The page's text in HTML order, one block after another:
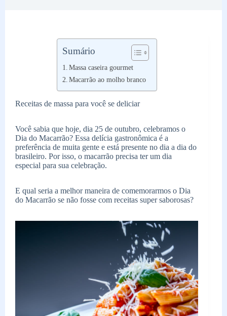
Sumário
Massa caseira gourmet
Macarrão ao molho branco
Receitas de massa para você se deliciar
Você sabia que hoje, dia 25 de outubro, celebramos o
Dia do Macarrão? Essa delícia gastronômica é a
preferência de muita gente e está presente no dia a dia do
brasileiro. Por isso, o macarrão precisa ter um dia
especial para sua celebração.
E qual seria a melhor maneira de comemorarmos o Dia
do Macarrão se não fosse com receitas super saborosas?